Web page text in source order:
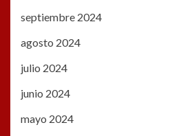
septiembre 2024
agosto 2024
julio 2024
junio 2024
mayo 2024